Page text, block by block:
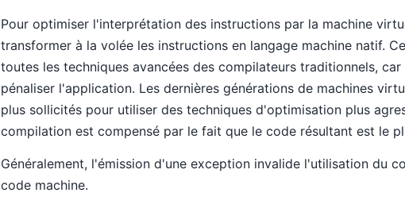
Pour optimiser l'interprétation des instructions par la machine
transformer à la volée les instructions en langage machine natif.
toutes les techniques avancées des compilateurs traditionnels,
pénaliser l'application. Les dernières générations de machines
plus sollicités pour utiliser des techniques d'optimisation plus
compilation est compensé par le fait que le code résultant est le
Généralement, l'émission d'une exception invalide l'utilisation du
code machine.